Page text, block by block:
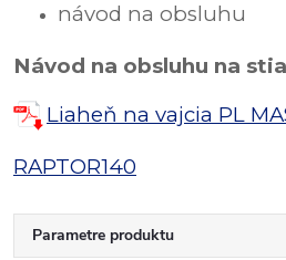
návod na obsluhu
Návod na obsluhu na
Liaheň na vajcia PL
RAPTOR140
Parametre produktu